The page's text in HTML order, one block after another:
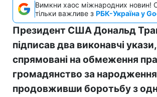
Вимкни хаос міжнародних новин!
тільки важливе з РБК-Україна у
Президент США Дональд
підписав два виконавчі укази,
спрямовані на обмеження
громадянство за
продовживши боротьбу з